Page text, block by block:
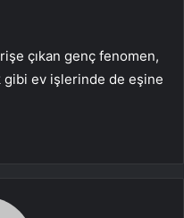
çıkan genç fenomen,
gibi ev işlerinde de eşine